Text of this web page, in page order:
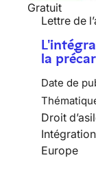
Gratuit
Lettre de
la
Date de
Droit
Intégration
Europe